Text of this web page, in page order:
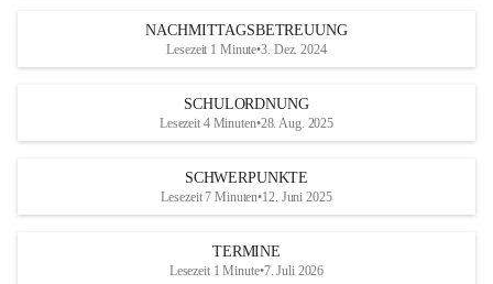
NACHMITTAGSBETREUUNG
Lesezeit 1 Minute•3. Dez. 2024
SCHULORDNUNG
Lesezeit 4 Minuten•28. Aug. 2025
SCHWERPUNKTE
Lesezeit 7 Minuten•12. Juni 2025
TERMINE
Lesezeit 1 Minute•7. Juli 2026